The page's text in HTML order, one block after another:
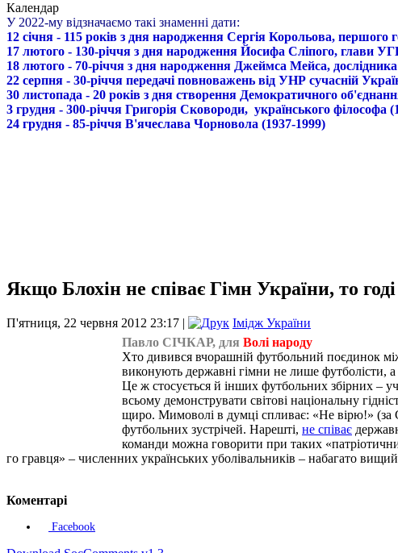
Календар
У 2022-му відзначаємо такі знаменні дати:
12 січня - 115 років з дня народження Сергія Корольова, першого
17 лютого - 130-річчя з дня народження Йосифа Сліпого, глави
18 лютого - 70-річчя з дня народження Джеймса Мейса,
22 серпня - 30-річчя передачі повноважень від УНР сучасній
30 листопада - 20 років з дня створення Демократичного
3 грудня - 300-річчя Григорія Сковороди, українського філософа
24 грудня - 85-річчя В'ячеслава Чорновола (1937-1999)
Якщо Блохін не співає Гімн України, то
П'ятниця, 22 червня 2012 23:17 |
Імідж України
Павло СІЧКАР, для Волі народу
Хто дивився вчорашній футбольний поєдинок
виконують державні гімни не лише футболісти,
Це ж стосується й інших футбольних збірних –
всьому демонструвати світові національну
щиро. Мимоволі в думці спливає: «Не вірю!» (за
футбольних зустрічей. Нарешті, не співає
команди можна говорити при таких
го гравця» – численних українських уболівальників – набагато
Коментарі
Facebook